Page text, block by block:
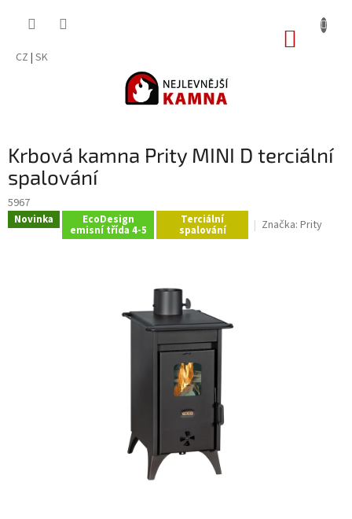
CZ | SK
Krbová kamna Prity MINI D terciální
spalování
5967
Novinka EcoDesign
emisní třída 4-5
Terciální
spalování Značka: Prity